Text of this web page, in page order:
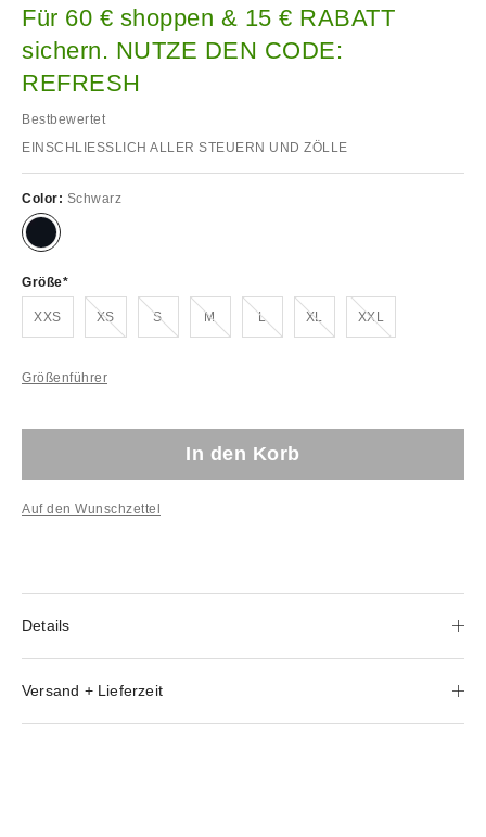
Für 60 € shoppen & 15 € RABATT
sichern. NUTZE DEN CODE:
REFRESH
Bestbewertet
EINSCHLIESSLICH ALLER STEUERN UND ZÖLLE
Color: Schwarz
Größe
XXS XSAusverkauft!
SAusverkauft!
MAusverkauft!
LAusverkauft!
XLAusverkauft!
XXLAusverkauft!
Größenführer
In den Korb
Auf den Wunschzettel
Details
Versand + Lieferzeit